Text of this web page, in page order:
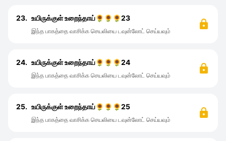
23. உயிருக்குள் உறைந்தாய்🌻🌻🌻23
இந்த பாகத்தை வாசிக்க செயலியை டவுன்லோட் செய்யவும்
24. உயிருக்குள் உறைந்தாய்🌻🌻🌻24
இந்த பாகத்தை வாசிக்க செயலியை டவுன்லோட் செய்யவும்
25. உயிருக்குள் உறைந்தாய்🌻🌻🌻25
இந்த பாகத்தை வாசிக்க செயலியை டவுன்லோட் செய்யவும்